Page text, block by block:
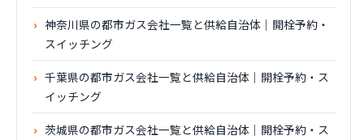
神奈川県の都市ガス会社一覧と供給自治体｜開栓予約・
スイッチング
千葉県の都市ガス会社一覧と供給自治体｜開栓予約・ス
イッチング
茨城県の都市ガス会社一覧と供給自治体｜開栓予約・ス